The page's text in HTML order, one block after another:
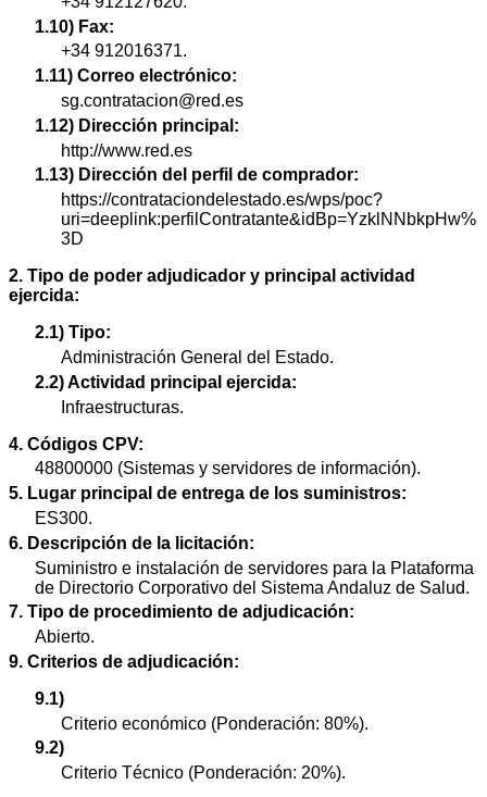
1.10) Fax:
+34 912016371.
1.11) Correo electrónico:
sg.contratacion@red.es
1.12) Dirección principal:
http://www.red.es
1.13) Dirección del perfil de comprador:
https://contrataciondelestado.es/wps/poc?
uri=deeplink:perfilContratante&idBp=YzklNNbkpHw%
3D
2. Tipo de poder adjudicador y principal actividad
ejercida:
2.1) Tipo:
Administración General del Estado.
2.2) Actividad principal ejercida:
Infraestructuras.
4. Códigos CPV:
48800000 (Sistemas y servidores de información).
5. Lugar principal de entrega de los suministros:
ES300.
6. Descripción de la licitación:
Suministro e instalación de servidores para la Plataforma
de Directorio Corporativo del Sistema Andaluz de Salud.
7. Tipo de procedimiento de adjudicación:
Abierto.
9. Criterios de adjudicación:
9.1)
Criterio económico (Ponderación: 80%).
9.2)
Criterio Técnico (Ponderación: 20%).